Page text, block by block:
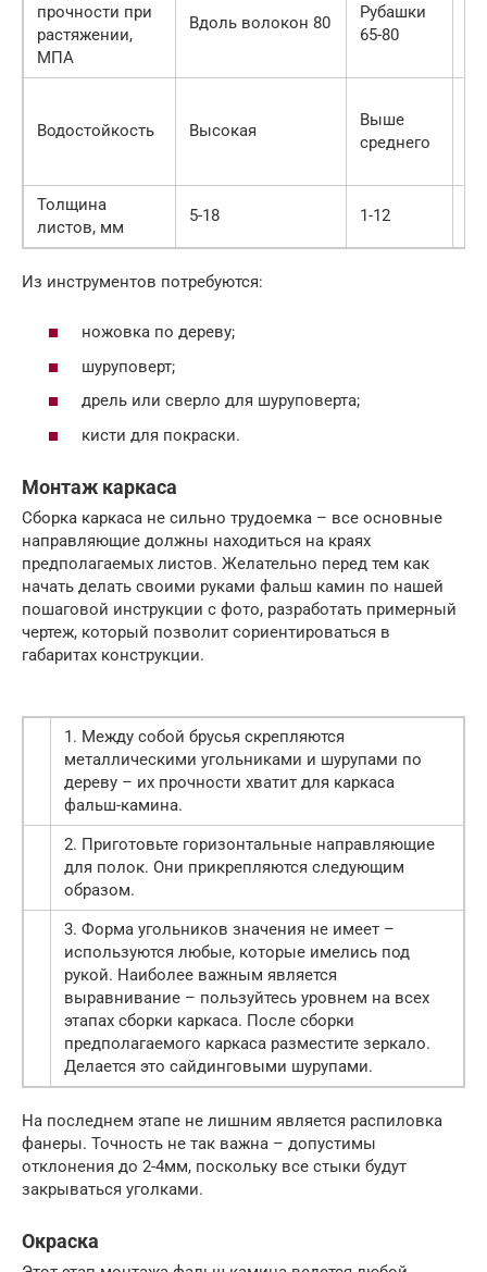
прочности при
растяжении,
МПА
Вдоль волокон 80
Рубашки
65-80
Водостойкость Высокая
Выше
среднего
Толщина
листов, мм
5-18 1-12
Из инструментов потребуются:
ножовка по дереву;
шуруповерт;
дрель или сверло для шуруповерта;
кисти для покраски.
Монтаж каркаса
Сборка каркаса не сильно трудоемка – все основные
направляющие должны находиться на краях
предполагаемых листов. Желательно перед тем как
начать делать своими руками фальш камин по нашей
пошаговой инструкции с фото, разработать примерный
чертеж, который позволит сориентироваться в
габаритах конструкции.
1. Между собой брусья скрепляются
металлическими угольниками и шурупами по
дереву – их прочности хватит для каркаса
фальш-камина.
2. Приготовьте горизонтальные направляющие
для полок. Они прикрепляются следующим
образом.
3. Форма угольников значения не имеет –
используются любые, которые имелись под
рукой. Наиболее важным является
выравнивание – пользуйтесь уровнем на всех
этапах сборки каркаса. После сборки
предполагаемого каркаса разместите зеркало.
Делается это сайдинговыми шурупами.
На последнем этапе не лишним является распиловка
фанеры. Точность не так важна – допустимы
отклонения до 2-4мм, поскольку все стыки будут
закрываться уголками.
Окраска